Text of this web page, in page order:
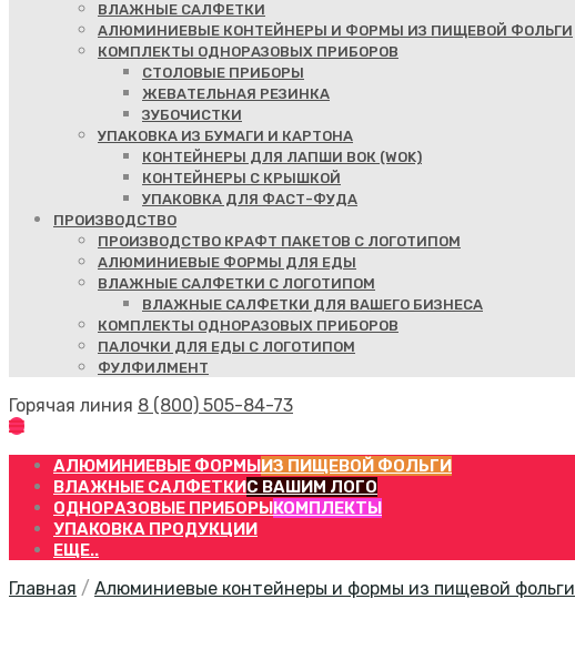
ВЛАЖНЫЕ САЛФЕТКИ
АЛЮМИНИЕВЫЕ КОНТЕЙНЕРЫ И ФОРМЫ ИЗ ПИЩЕВОЙ ФОЛЬГИ
КОМПЛЕКТЫ ОДНОРАЗОВЫХ ПРИБОРОВ
СТОЛОВЫЕ ПРИБОРЫ
ЖЕВАТЕЛЬНАЯ РЕЗИНКА
ЗУБОЧИСТКИ
УПАКОВКА ИЗ БУМАГИ И КАРТОНА
КОНТЕЙНЕРЫ ДЛЯ ЛАПШИ ВОК (WOK)
КОНТЕЙНЕРЫ С КРЫШКОЙ
УПАКОВКА ДЛЯ ФАСТ-ФУДА
ПРОИЗВОДСТВО
ПРОИЗВОДСТВО КРАФТ ПАКЕТОВ С ЛОГОТИПОМ
АЛЮМИНИЕВЫЕ ФОРМЫ ДЛЯ ЕДЫ
ВЛАЖНЫЕ САЛФЕТКИ С ЛОГОТИПОМ
ВЛАЖНЫЕ САЛФЕТКИ ДЛЯ ВАШЕГО БИЗНЕСА
КОМПЛЕКТЫ ОДНОРАЗОВЫХ ПРИБОРОВ
ПАЛОЧКИ ДЛЯ ЕДЫ С ЛОГОТИПОМ
ФУЛФИЛМЕНТ
Горячая линия 8 (800) 505-84-73
АЛЮМИНИЕВЫЕ ФОРМЫИЗ ПИЩЕВОЙ ФОЛЬГИ
ВЛАЖНЫЕ САЛФЕТКИС ВАШИМ ЛОГО
ОДНОРАЗОВЫЕ ПРИБОРЫКОМПЛЕКТЫ
УПАКОВКА ПРОДУКЦИИ
ЕЩЕ..
Главная / Алюминиевые контейнеры и формы из пищевой фольги